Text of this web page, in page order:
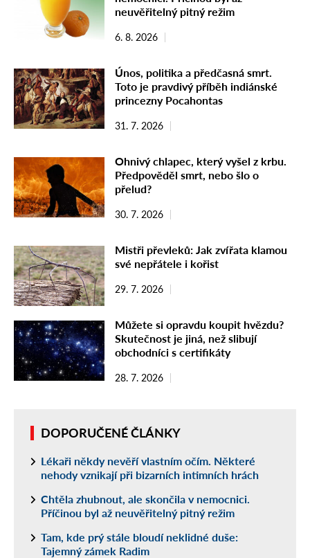
neuvěřitelný pitný režim
6. 8. 2026
Únos, politika a předčasná smrt.
Toto je pravdivý příběh indiánské
princezny Pocahontas
31. 7. 2026
Ohnivý chlapec, který vyšel z krbu.
Předpověděl smrt, nebo šlo o
přelud?
30. 7. 2026
Mistři převleků: Jak zvířata klamou
své nepřátele i kořist
29. 7. 2026
Můžete si opravdu koupit hvězdu?
Skutečnost je jiná, než slibují
obchodníci s certifikáty
28. 7. 2026
DOPORUČENÉ ČLÁNKY
Lékaři někdy nevěří vlastním očím. Některé
nehody vznikají při bizarních intimních hrách
Chtěla zhubnout, ale skončila v nemocnici.
Příčinou byl až neuvěřitelný pitný režim
Tam, kde prý stále bloudí neklidné duše:
Tajemný zámek Radim